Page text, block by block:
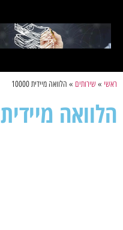
ראשי »שירותים » הלוואה מיידית 10000
הלוואה מיידית 10000